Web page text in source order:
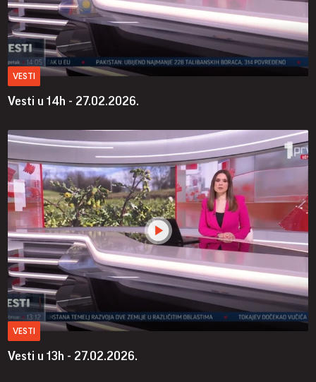
VESTI
Vesti u 14h - 27.02.2026.
VESTI
Vesti u 13h - 27.02.2026.